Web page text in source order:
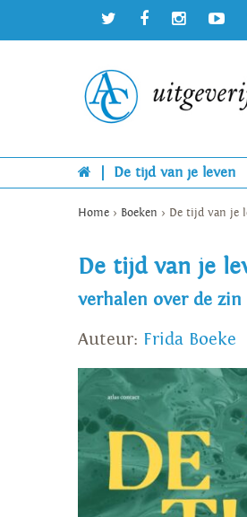
De tijd van je leven
Home > Boeken > De tijd van je
De tijd van je
verhalen over de
Auteur: Frida Boeke